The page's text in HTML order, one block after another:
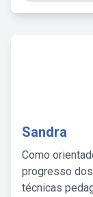
Sandra
Como
progresso
técnicas